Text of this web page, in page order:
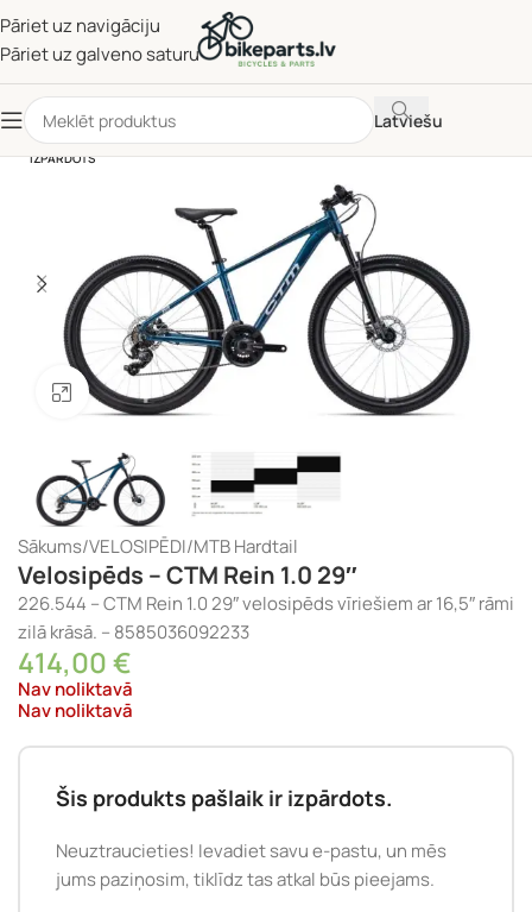
Pāriet uz navigāciju
Pāriet uz galveno saturu
Latviešu
IZPĀRDOTS
Noklikšķiniet, lai palielinātu
Sākums/VELOSIPĒDI/MTB Hardtail
Velosipēds – CTM Rein 1.0 29″
226.544 – CTM Rein 1.0 29″ velosipēds vīriešiem ar 16,5″ rāmi
zilā krāsā. – 8585036092233
414,00€
Nav noliktavā
Nav noliktavā
Šis produkts pašlaik ir izpārdots.
Neuztraucieties! Ievadiet savu e-pastu, un mēs
jums paziņosim, tiklīdz tas atkal būs pieejams.